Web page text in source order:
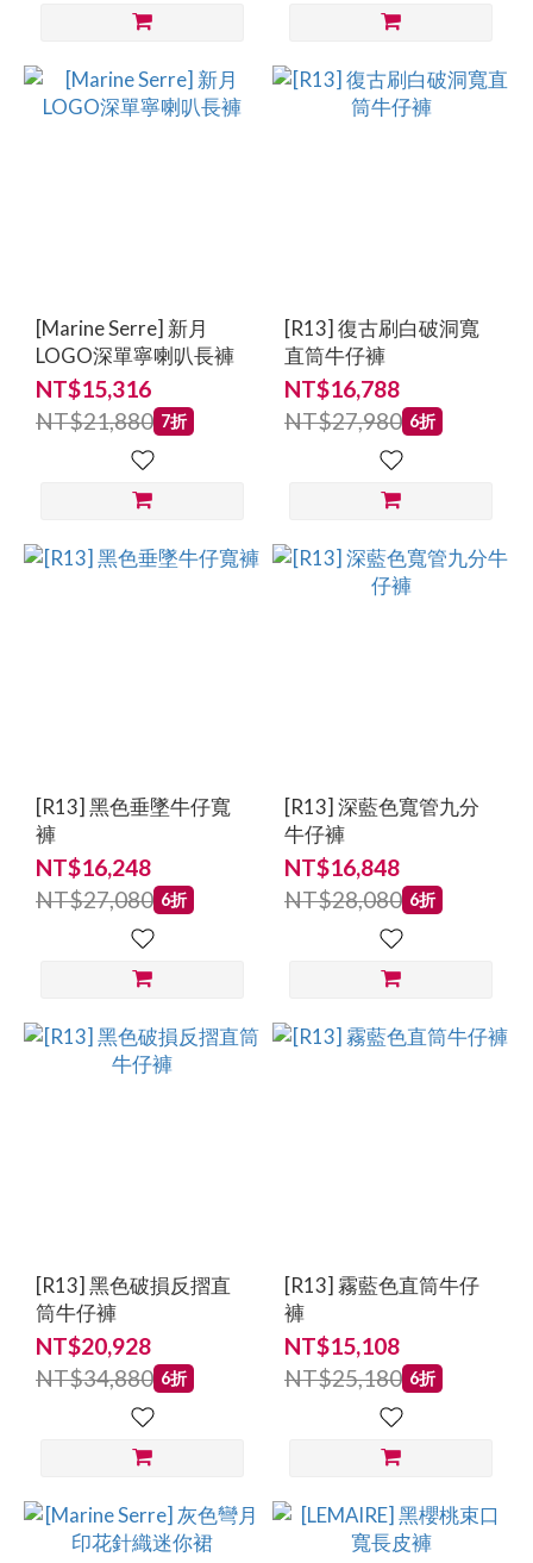
[Marine Serre] 新月
LOGO深單寧喇叭長褲
NT$15,316
NT$21,880 7折
[R13] 復古刷白破洞寬
直筒牛仔褲
NT$16,788
NT$27,980 6折
[R13] 黑色垂墜牛仔寬
褲
NT$16,248
NT$27,080 6折
[R13] 深藍色寬管九分
牛仔褲
NT$16,848
NT$28,080 6折
[R13] 黑色破損反摺直
筒牛仔褲
NT$20,928
NT$34,880 6折
[R13] 霧藍色直筒牛仔
褲
NT$15,108
NT$25,180 6折